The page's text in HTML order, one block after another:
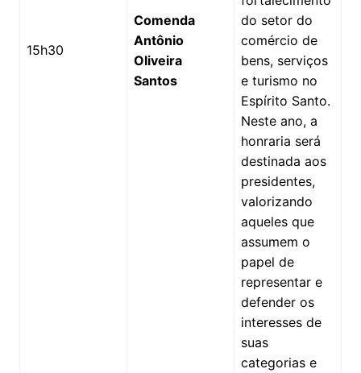
15h30
Comenda
Antônio
Oliveira
Santos
do setor do
comércio de
bens, serviços
e turismo no
Espírito Santo.
Neste ano, a
honraria será
destinada aos
presidentes,
valorizando
aqueles que
assumem o
papel de
representar e
defender os
interesses de
suas
categorias e